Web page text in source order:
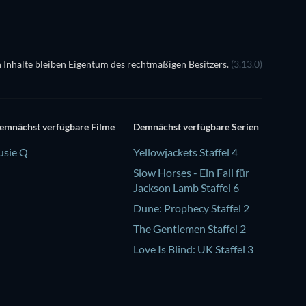
bleiben Eigentum des rechtmäßigen Besitzers. (3.13.0)
verfügbare Filme
Q
Demnächst verfügbare Serien
Yellowjackets Staffel 4
Slow Horses - Ein Fall für
Jackson Lamb Staffel 6
Dune: Prophecy Staffel 2
The Gentlemen Staffel 2
Love Is Blind: UK Staffel 3